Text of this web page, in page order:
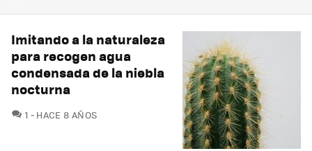
Imitando a la naturaleza
para recogen agua
condensada de la niebla
nocturna
1 COMENTARIOS
HACE 8 AÑOS